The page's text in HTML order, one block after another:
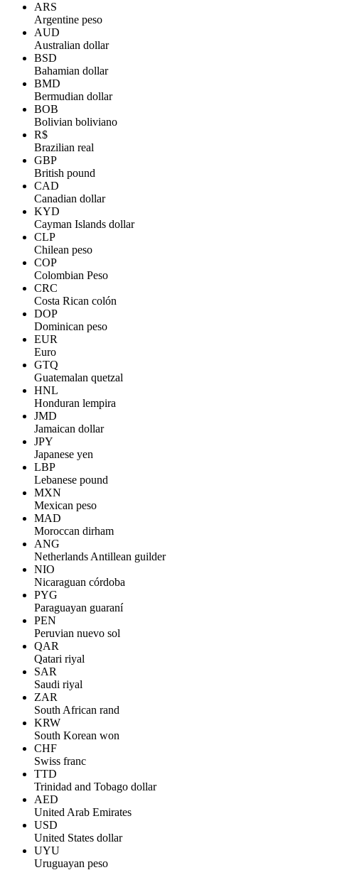
ARS
Argentine peso
AUD
Australian dollar
BSD
Bahamian dollar
BMD
Bermudian dollar
BOB
Bolivian boliviano
R$
Brazilian real
GBP
British pound
CAD
Canadian dollar
KYD
Cayman Islands dollar
CLP
Chilean peso
COP
Colombian Peso
CRC
Costa Rican colón
DOP
Dominican peso
EUR
Euro
GTQ
Guatemalan quetzal
HNL
Honduran lempira
JMD
Jamaican dollar
JPY
Japanese yen
LBP
Lebanese pound
MXN
Mexican peso
MAD
Moroccan dirham
ANG
Netherlands Antillean guilder
NIO
Nicaraguan córdoba
PYG
Paraguayan guaraní
PEN
Peruvian nuevo sol
QAR
Qatari riyal
SAR
Saudi riyal
ZAR
South African rand
KRW
South Korean won
CHF
Swiss franc
TTD
Trinidad and Tobago dollar
AED
United Arab Emirates
USD
United States dollar
UYU
Uruguayan peso